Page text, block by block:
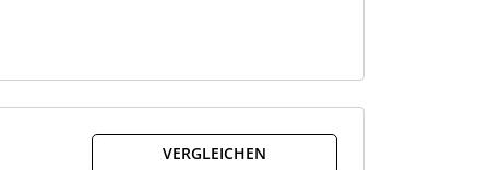
Meldepflicht
Erstellung eines
Aktenvermerks
VERGLEICHEN